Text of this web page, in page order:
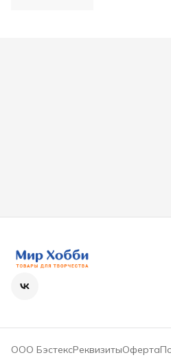
ООО БэстексРеквизитыОферта